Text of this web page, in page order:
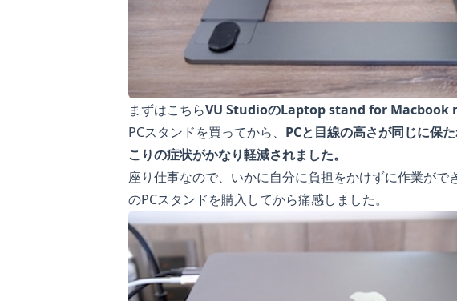
まずはこちらVU StudioのLaptop stand for Macbook
PCスタンドを買ってから、 PCと目線の高さが同じに保
こりの症状がかなり軽減されました。
座り仕事なので、いかに自分に負担をかけずに作業がで
のPCスタンドを購入してから痛感しました。